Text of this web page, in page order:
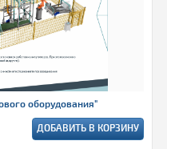
оборудования"
ДОБАВИТЬ В КОРЗИНУ